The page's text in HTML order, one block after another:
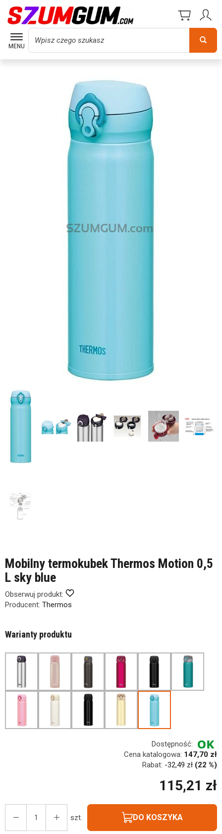
MENU
Wyszukaj
Mobilny termokubek Thermos Motion 0,5
L sky blue
Obserwuj produkt:
Producent: Thermos
Warianty produktu
Dostępność:
Cena katalogowa: 147,70 zł
Rabat: -32,49 zł (22 %)
115,21 zł
szt. DO KOSZYKA